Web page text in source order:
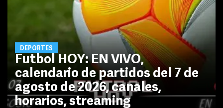
DEPORTES
Futbol HOY: EN VIVO,
calendario de partidos del 7 de
agosto de 2026, canales,
horarios, streaming